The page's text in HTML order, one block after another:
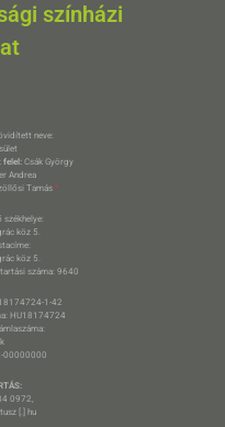
színházi
neve:
felel:Csák György
Andrea
Tamás *
székhelye:
köz 5.
köz 5.
száma: 9640
1-42
HU18174724
00000000
0972,
[.] hu